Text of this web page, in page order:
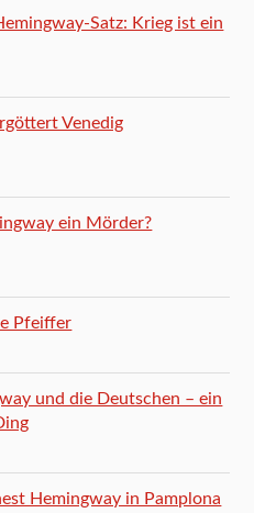
Satz: Krieg ist ein
Venedig
ein Mörder?
Pfeiffer
und die Deutschen – ein
Hemingway in Pamplona